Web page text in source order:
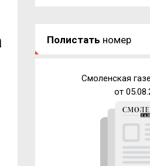
Полистать номер
Смоленская
от